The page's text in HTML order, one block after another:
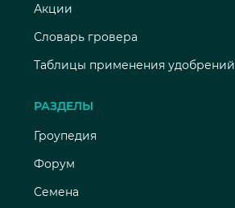
Акции
Словарь гровера
Таблицы применения удобрений
РАЗДЕЛЫ
Гроупедия
Форум
Семена